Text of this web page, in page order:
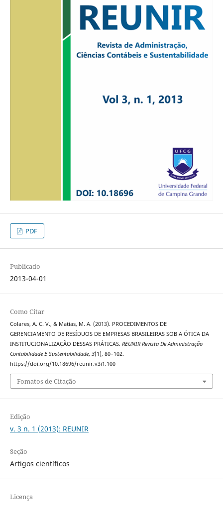
PDF
Publicado
2013-04-01
Como Citar
Colares, A. C. V., & Matias, M. A. (2013). PROCEDIMENTOS DE
GERENCIAMENTO DE RESÍDUOS DE EMPRESAS BRASILEIRAS SOB A ÓTICA DA
INSTITUCIONALIZAÇÃO DESSAS PRÁTICAS. REUNIR Revista De Administração
Contabilidade E Sustentabilidade, 3(1), 80–102.
https://doi.org/10.18696/reunir.v3i1.100
Fomatos de Citação
Edição
v. 3 n. 1 (2013): REUNIR
Seção
Artigos científicos
Licença